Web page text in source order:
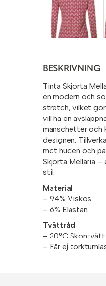
BESKRIVNING
Tinta Skjorta
en modern och
stretch, vilket
vill ha en
manschetter och
designen.
mot huden och
Skjorta Mellaria
stil.
Material
– 94% Viskos
– 6% Elastan
Tvättråd
– 30°C Skontvätt
– Får ej